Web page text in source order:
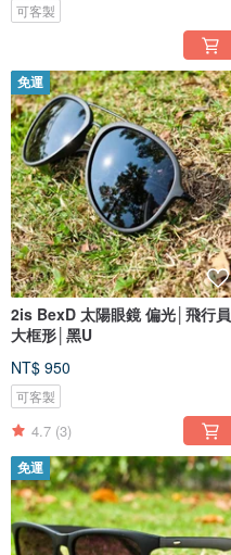
可客製
免運
2is BexD 太陽眼鏡 偏光│飛行員
大框形│黑U
NT$ 950
可客製
4.7 (3)
免運